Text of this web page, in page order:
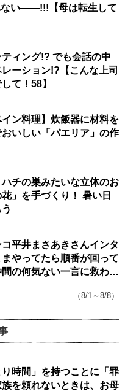
ない――!!!【母は転生して
ィング!? でも会話の中
ーション!?【こんな上司
して！58】
イン料理】炊飯器に材料を
いしい「パエリア」の作
ハチの巣みたいな立体のお
」を手づくり！ 暑い日
平井まさあきさんインタ
やってたら順番が回って
の何気ない一言に救われ
（8/1～8/8）
り時間」を持つことに「罪
を頼れないときは、お母